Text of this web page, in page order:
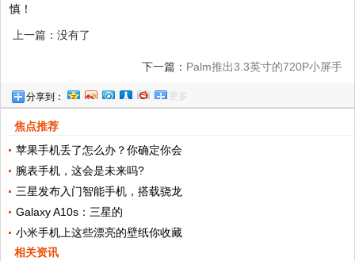
慎！
上一篇：没有了
下一篇： Palm推出3.3英寸的720P小屏手
分享到： 更多
焦点推荐
苹果手机丢了怎么办？你确定你会
腕表手机，这会是未来吗?
三星发布入门智能手机，搭载骁龙
Galaxy A10s：三星的
小米手机上这些漂亮的壁纸你收藏
相关资讯